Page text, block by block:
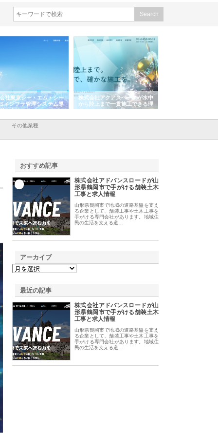
株式会社アクアスペースが水中
から陸上まで一貫施工できる理
由
株式会社地盤調査事務所が選ば
れ続ける理由と建設コンサルの
強み
その他業種
おすすめ記事
株式会社アドバンスロードが山
形県鶴岡市で手がける舗装土木
工事と求人情報
山形県鶴岡市で地域の道路基盤を支え
る企業として、舗装工事や土木工事を
手がける専門会社があります。地域住
民の生活を支える道…
アーカイブ
最近の記事
株式会社アドバンスロードが山
形県鶴岡市で手がける舗装土木
工事と求人情報
山形県鶴岡市で地域の道路基盤を支え
る企業として、舗装工事や土木工事を
手がける専門会社があります。地域住
民の生活を支える道…